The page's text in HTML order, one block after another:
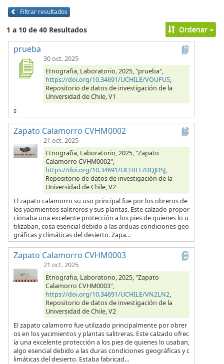
Filtrar resultados
1 a 10 de 40 Resultados Ordenar
prueba
30 oct. 2025
Etnografia, Laboratorio, 2025, "prueba",
https://doi.org/10.34691/UCHILE/VOUFU5,
Repositorio de datos de investigación de la
Universidad de Chile, V1
s
Zapato Calamorro CVHM0002
21 oct. 2025
Etnografia, Laboratorio, 2025, "Zapato
Calamorro CVHM0002",
https://doi.org/10.34691/UCHILE/DQJDSJ,
Repositorio de datos de investigación de la
Universidad de Chile, V2
El zapato calamorro su uso principal fue por los obreros de
los yacimientos salitreros y sus plantas. Este calzado propor
cionaba una excelente protección a los pies de quienes lo u
tilizaban, cosa esencial debido a las arduas condiciones geo
gráficas y climáticas del desierto. Zapa...
Zapato Calamorro CVHM0003
21 oct. 2025
Etnografia, Laboratorio, 2025, "Zapato
Calamorro CVHM0003",
https://doi.org/10.34691/UCHILE/VN2LN2,
Repositorio de datos de investigación de la
Universidad de Chile, V2
El zapato calamorro fue utilizado principalmente por obrer
os en los yacimientos y plantas salitreras. Este calzado ofrec
ía una excelente protección a los pies de quienes lo usaban,
algo esencial debido a las duras condiciones geográficas y c
limáticas del desierto. Estaba fabricad...